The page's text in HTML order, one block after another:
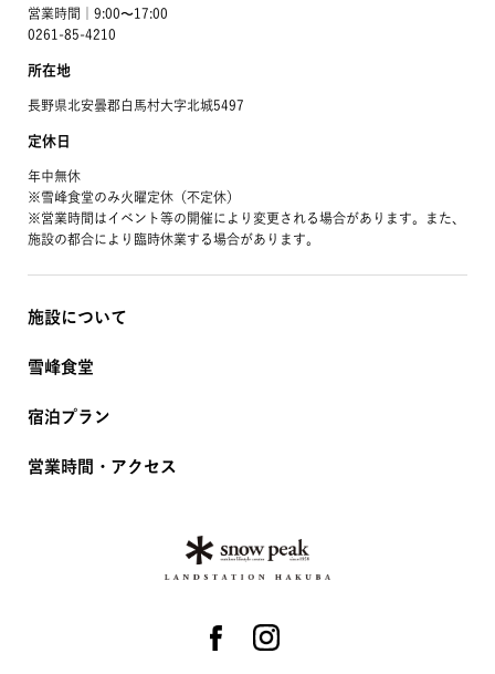
営業時間｜9:00〜17:00
0261-85-4210
所在地
長野県北安曇郡白馬村大字北城5497
定休日
年中無休
※雪峰食堂のみ火曜定休（不定休）
※営業時間はイベント等の開催により変更される場合があります。また、
施設の都合により臨時休業する場合があります。
施設について
雪峰食堂
宿泊プラン
営業時間・アクセス